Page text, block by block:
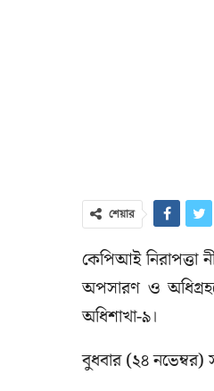
শেয়ার
কেপিআই নিরাপত্তা
অপসারণ ও
অধিশাখা-৯।
বুধবার (২৪ নভেম্বর)